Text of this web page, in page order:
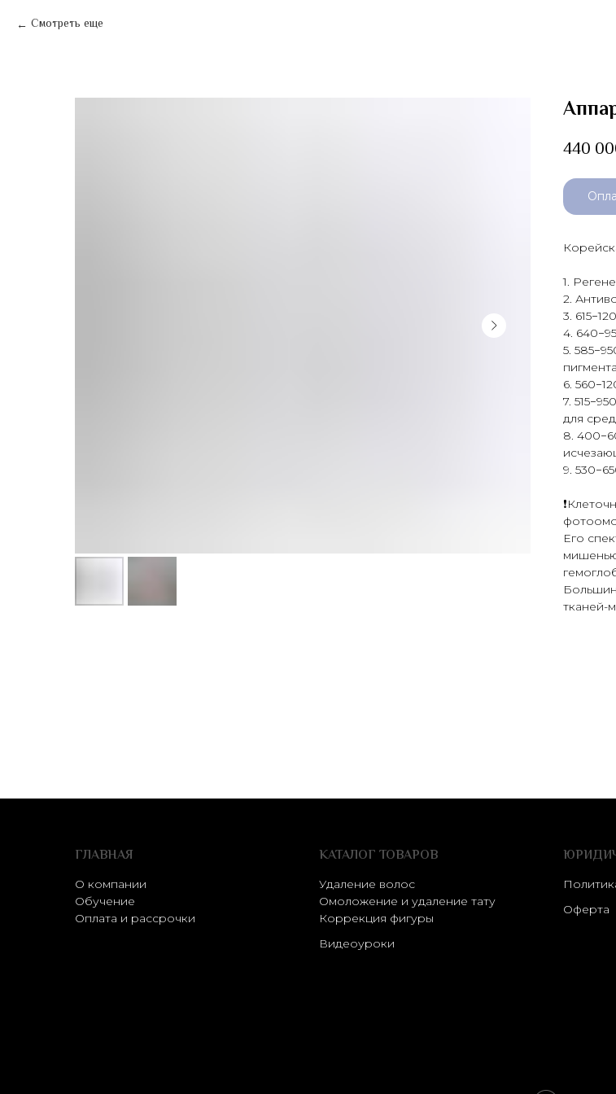
Смотреть еще
440
1.
2.
3.
4.
5.
6.
7.
для
8.
9.
Его
тканей-
ГЛАВНАЯ
О компании
Обучение
Оплата и рассрочки
КАТАЛОГ ТОВАРОВ
Удаление волос
Омоложение и удаление тату
Коррекция фигуры
Видеоуроки
Оферта